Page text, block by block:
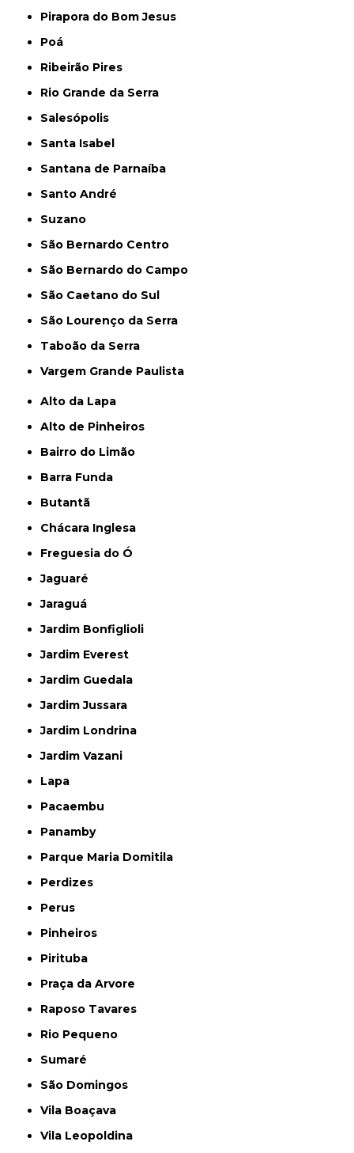
Pirapora do Bom Jesus
Poá
Ribeirão Pires
Rio Grande da Serra
Salesópolis
Santa Isabel
Santana de Parnaíba
Santo André
Suzano
São Bernardo Centro
São Bernardo do Campo
São Caetano do Sul
São Lourenço da Serra
Taboão da Serra
Vargem Grande Paulista
Alto da Lapa
Alto de Pinheiros
Bairro do Limão
Barra Funda
Butantã
Chácara Inglesa
Freguesia do Ó
Jaguaré
Jaraguá
Jardim Bonfiglioli
Jardim Everest
Jardim Guedala
Jardim Jussara
Jardim Londrina
Jardim Vazani
Lapa
Pacaembu
Panamby
Parque Maria Domitila
Perdizes
Perus
Pinheiros
Pirituba
Praça da Arvore
Raposo Tavares
Rio Pequeno
Sumaré
São Domingos
Vila Boaçava
Vila Leopoldina